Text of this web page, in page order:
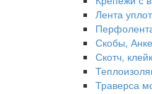
Лента
Скобы,
Скотч,
Траверса